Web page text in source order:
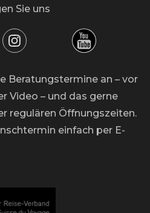
Sie uns
Beratungstermine an – vor
Video – und das gerne
regulären Öffnungszeiten.
einfach per E-